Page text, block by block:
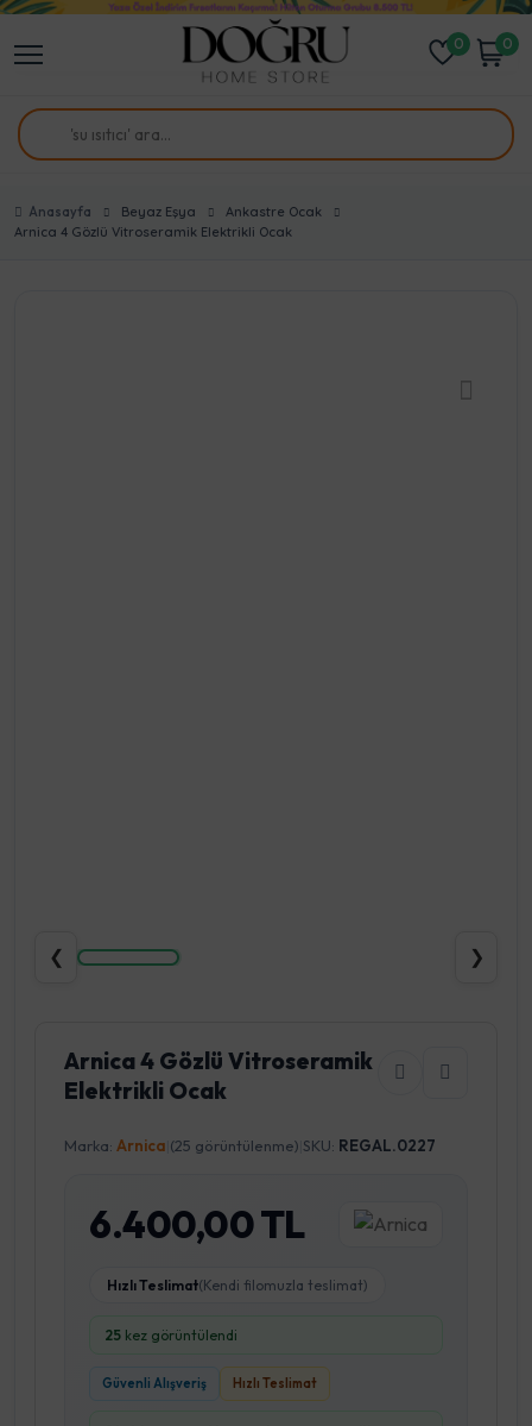
0 0
Anasayfa Beyaz Eşya
Ankastre Ocak
Arnica 4 Gözlü Vitroseramik Elektrikli Ocak
❮ ❯
Arnica 4 Gözlü Vitroseramik
Elektrikli Ocak
Marka: Arnica (25 görüntülenme) SKU: REGAL.0227
6.400,00 TL
Hızlı Teslimat(Kendi filomuzla teslimat)
25 kez görüntülendi
Güvenli Alışveriş Hızlı Teslimat